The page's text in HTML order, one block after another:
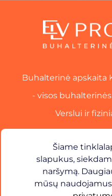
Buhalterinė apskaita
- visos
Verslui ir
Paslaugos
Kontaktai​
Šiame
slapukus,
naršymą.
mūsų